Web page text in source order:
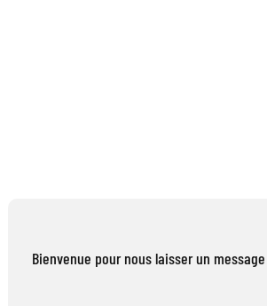
Bienvenue pour nous laisser un message